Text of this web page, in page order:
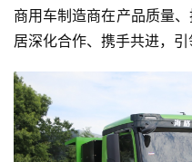
汽
车
·
新
能
源
商用车制造商在产品质量
居深化合作、携手共进，引